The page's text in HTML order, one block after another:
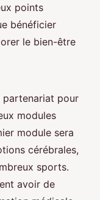
points
bénéficier
le bien-être
partenariat pour
modules
module sera
cérébrales,
sports.
avoir de